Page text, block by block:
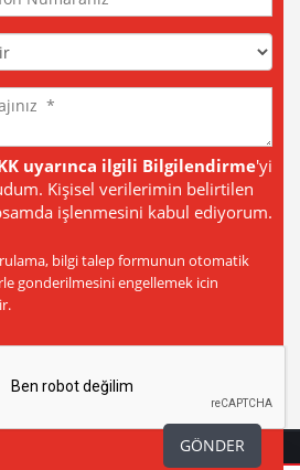
uyarınca ilgili Bilgilendirme'yi
Kişisel verilerimin belirtilen
işlenmesini kabul ediyorum.
bilgi talep formunun otomatik
gonderilmesini engellemek icin
GÖNDER
ANADOLU HASTANELERİ| Web Tasarım